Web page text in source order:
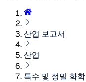
산업 보고서
산업
특수 및 정밀 화